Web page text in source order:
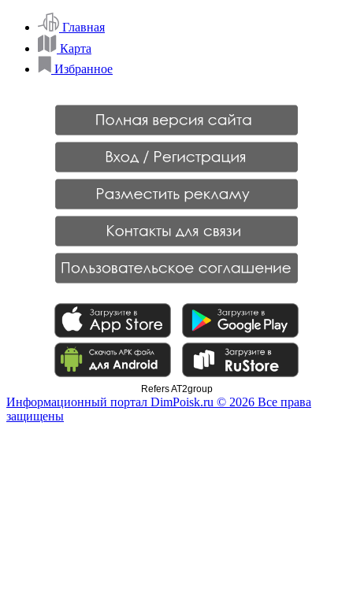
Главная
Карта
Избранное
Refers AT2group
Информационный портал DimPoisk.ru © 2026 Все права
защищены